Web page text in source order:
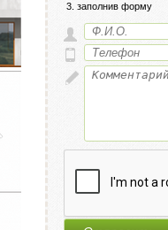
заполнив форму